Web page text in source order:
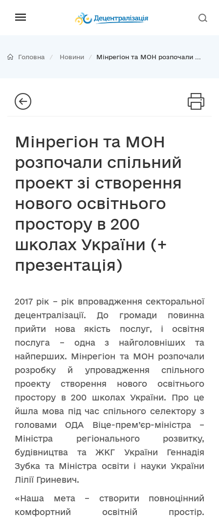
Головна Новини Мінрегіон та МОН розпочали ...
Мінрегіон та МОН
розпочали cпільний
проект зі створення
нового освітнього
простору в 200
школах України (+
презентація)
2017 рік – рік впровадження секторальної
децентралізації. До громади повинна
прийти нова якість послуг, і освітня
послуга – одна з найголовніших та
найперших. Мінрегіон та МОН розпочали
розробку й упровадження спільного
проекту створення нового освітнього
простору в 200 школах України. Про це
йшла мова під час спільного селектору з
головами ОДА Віце-прем’єр-міністра –
Міністра регіонального розвитку,
будівництва та ЖКГ України Геннадія
Зубка та Міністра освіти і науки України
Лілії Гриневич.
«Наша мета – створити повноцінний
комфортний освітній простір.